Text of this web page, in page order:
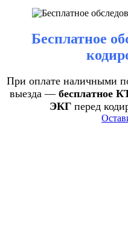
Бесплатное
При оплате наличными
выезда — бесплатное
ЭКГперед